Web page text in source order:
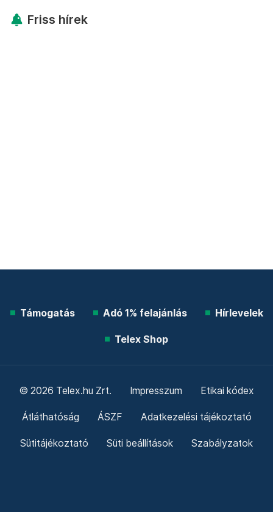
Friss hírek
Támogatás Adó 1% felajánlás Hírlevelek
Telex Shop
© 2026 Telex.hu Zrt. Impresszum Etikai kódex
Átláthatóság ÁSZF Adatkezelési tájékoztató
Sütitájékoztató Süti beállítások Szabályzatok